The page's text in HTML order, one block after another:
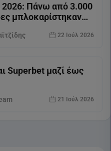
2026: Πάνω από 3.000
μπλοκαρίστηκαν
22 Ιούλ 2026
Superbet μαζί έως
21 Ιούλ 2026